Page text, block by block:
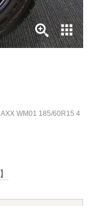
WM01 185/60R15 4